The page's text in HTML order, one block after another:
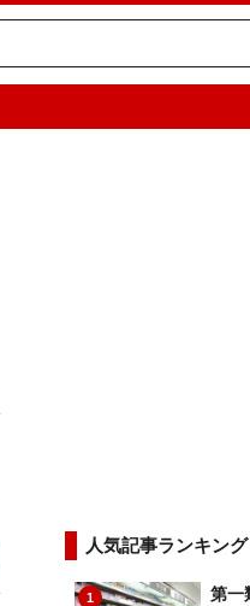
人気記事ランキング
1
第一